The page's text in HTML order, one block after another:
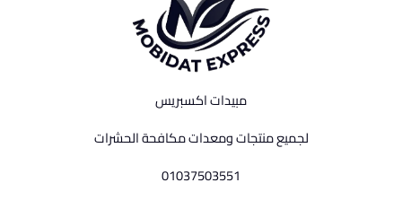
مبيدات اكسبريس
لجميع منتجات ومعدات مكافحة الحشرات
01037503551